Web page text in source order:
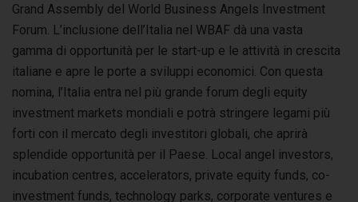
Grand Assembly del World Business Angels Investment
Forum. L’inclusione dell’Italia nel WBAF dà una vasta
gamma di opportunità per le start-up e le attività in crescita
italiane e apre le porte a sviluppi economici. Con questa
nomina, l’Italia entra nel più grande forum degli equity
investment markets mondiali e potrà stringere legami più
forti con il mercato degli investitori globali, che aprirà
splendide opportunità per il Paese. Local angel investors,
incubation centres, accelerators, private equity funds, co-
investment funds, technology parks, corporate ventures e